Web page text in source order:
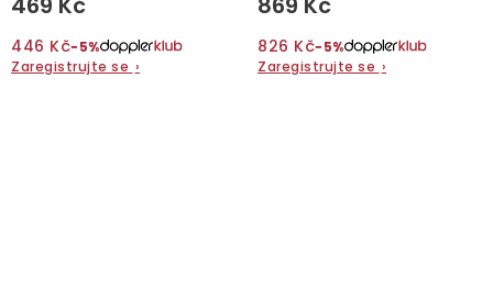
446 Kč−5%
Zaregistrujte se ›
826 Kč−5%
Zaregistrujte se ›